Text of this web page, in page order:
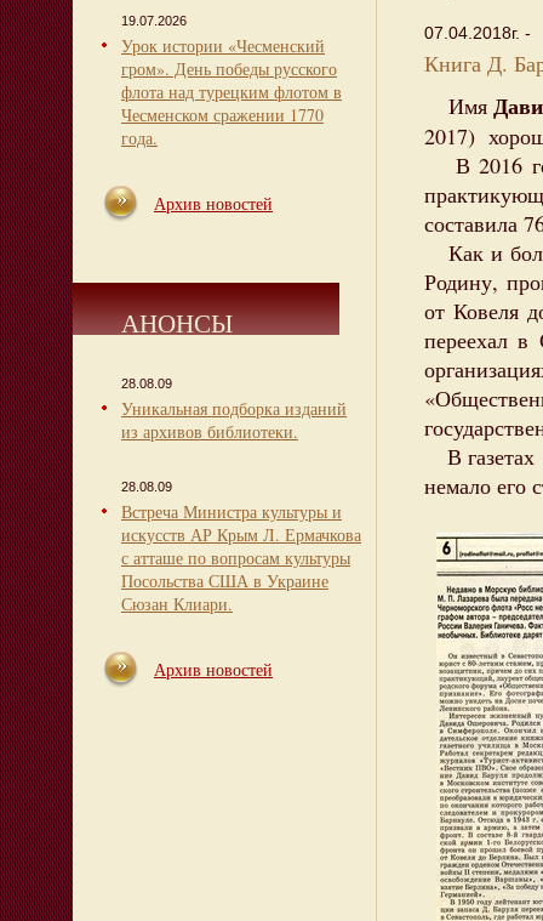
19.07.2026
Урок истории «Чесменский
гром». День победы русского
флота над турецким флотом в
Чесменском сражении 1770
года.
Архив новостей
АНОНСЫ
28.08.09
Уникальная подборка изданий
из архивов библиотеки.
28.08.09
Встреча Министра культуры и
искусств АР Крым Л. Ермачкова
с атташе по вопросам культуры
Посольства США в Украине
Сюзан Клиари.
Архив новостей
07.04.2018г. -
Книга Д.
Имя
2017)
В 2016
составила
Как и
Родину,
от Ковеля
переехал
В газетах
немало его